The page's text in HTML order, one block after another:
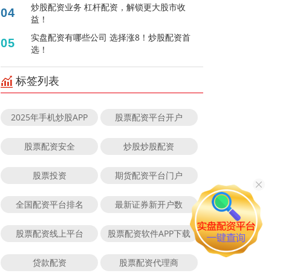
04
炒股配资业务 杠杆配资，解锁更大股市收
益！
05
实盘配资有哪些公司 选择涨8！炒股配资首
选！
标签列表
2025年手机炒股APP 股票配资平台开户
股票配资安全 炒股炒股配资
股票投资 期货配资平台门户
全国配资平台排名 最新证券新开户数
股票配资线上平台 股票配资软件APP下载
贷款配资 股票配资代理商